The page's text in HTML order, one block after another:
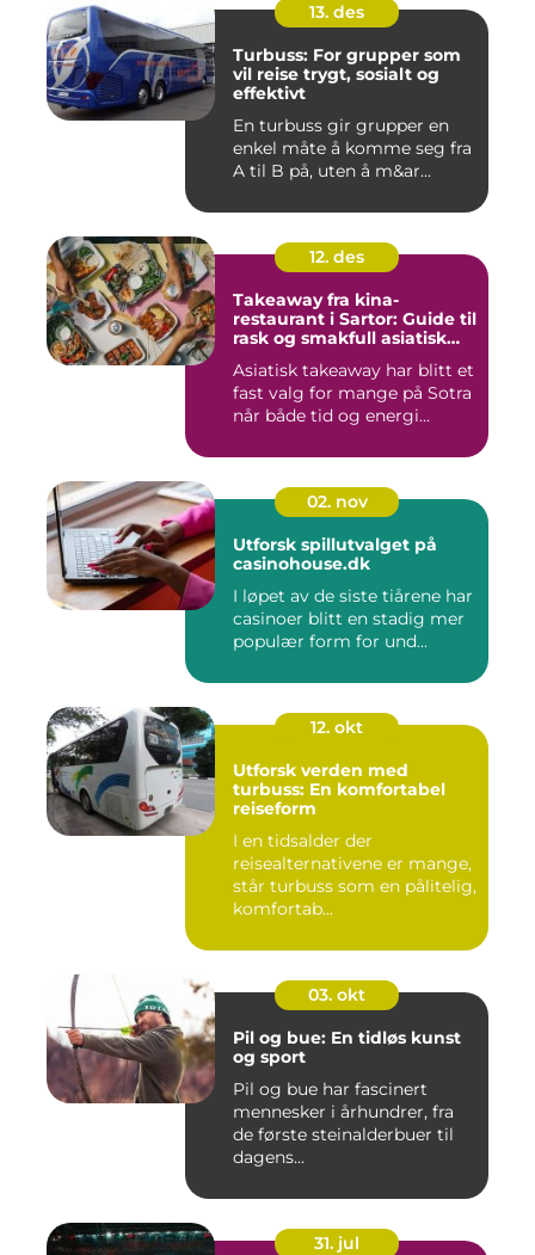
13. des
Turbuss: For grupper som
vil reise trygt, sosialt og
effektivt
En turbuss gir grupper en
enkel måte å komme seg fra
A til B på, uten å m&ar...
12. des
Takeaway fra kina-
restaurant i Sartor: Guide til
rask og smakfull asiatisk
Asiatisk takeaway har blitt et
fast valg for mange på Sotra
når både tid og energi...
02. nov
Utforsk spillutvalget på
casinohouse.dk
I løpet av de siste tiårene har
casinoer blitt en stadig mer
populær form for und...
12. okt
Utforsk verden med
turbuss: En komfortabel
reiseform
I en tidsalder der
reisealternativene er mange,
står turbuss som en pålitelig,
komfortab...
03. okt
Pil og bue: En tidløs kunst
og sport
Pil og bue har fascinert
mennesker i århundrer, fra
de første steinalderbuer til
dagens...
31. jul